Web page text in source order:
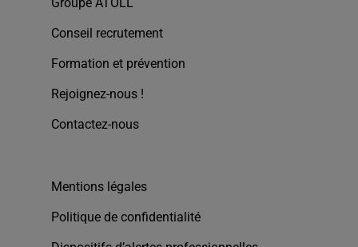
Groupe ATOLL
Conseil recrutement
Formation et prévention
Rejoignez-nous !
Contactez-nous
Mentions légales
Politique de confidentialité